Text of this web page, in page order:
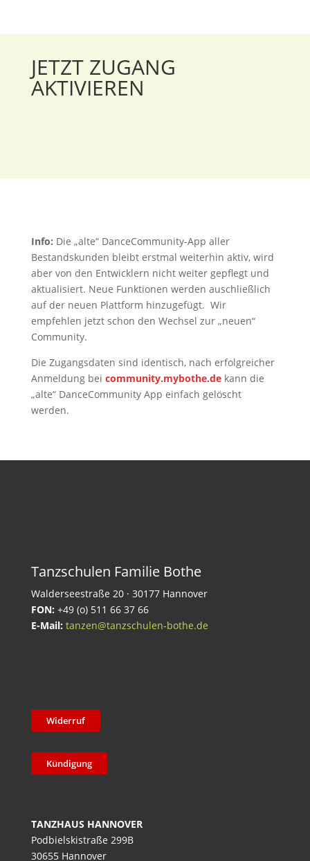
JETZT ZUGANG
AKTIVIEREN
Info: Die „alte“ DanceCommunity-App aller
Bestandskunden bleibt erstmal weiterhin aktiv, wird
aber von den Entwicklern nicht weiter gepflegt und
aktualisiert. Neue Funktionen werden auschließlich
auf der neuen Plattform hinzugefügt. Wir
empfehlen jetzt schon den Wechsel zur „neuen“
Community.
Die Zugangsdaten sind identisch, nach erfolgreicher
Anmeldung bei community.mybothe.dekann die
„alte“ DanceCommunity App einfach gelöscht
werden.
Tanzschulen Familie Bothe
Walderseestraße 20 · 30177 Hannover
FON: +49 (o) 511 66 37 66
E-Mail: tanzen@tanzschulen-bothe.de
Widerruf
Kündigung
TANZHAUS HANNOVER
Podbielskistraße 299B
30655 Hannover